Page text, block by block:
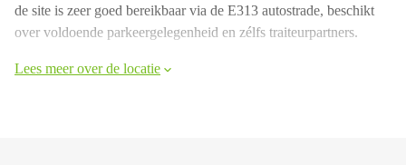
de site is zeer goed bereikbaar via de E313 autostrade, beschikt
over voldoende parkeergelegenheid en zélfs traiteurpartners.
Lees meer over de locatie